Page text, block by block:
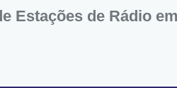
Estações de Rádio